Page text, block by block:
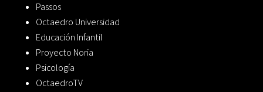
Passos
Octaedro Universidad
Educación Infantil
Proyecto Noria
Psicología
OctaedroTV